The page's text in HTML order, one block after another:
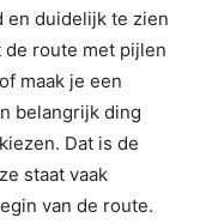
en duidelijk te zien
de route met pijlen
maak je een
belangrijk ding
Dat is de
staat vaak
van de route.